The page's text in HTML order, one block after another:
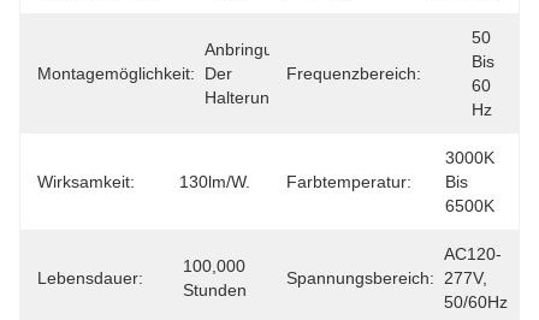
Montagemöglichkeit:
Anbringung
Der
Halterung
Frequenzbereich:
50
Bis
60
Hz
Wirksamkeit: 130lm/W. Farbtemperatur:
3000K
Bis
6500K
Lebensdauer:
100,000
Stunden
Spannungsbereich:
AC120-
277V,
50/60Hz